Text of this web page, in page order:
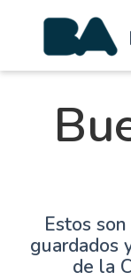
Estos
guardados
de la